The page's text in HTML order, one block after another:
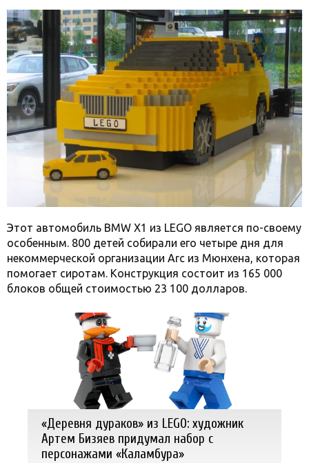
Этот автомобиль BMW X1 из LEGO является по-своему
особенным. 800 детей собирали его четыре дня для
некоммерческой организации Arc из Мюнхена, которая
помогает сиротам. Конструкция состоит из 165 000
блоков общей стоимостью 23 100 долларов.
«Деревня дураков» из LEGO: художник
Артем Бизяев придумал набор с
персонажами «Каламбура»